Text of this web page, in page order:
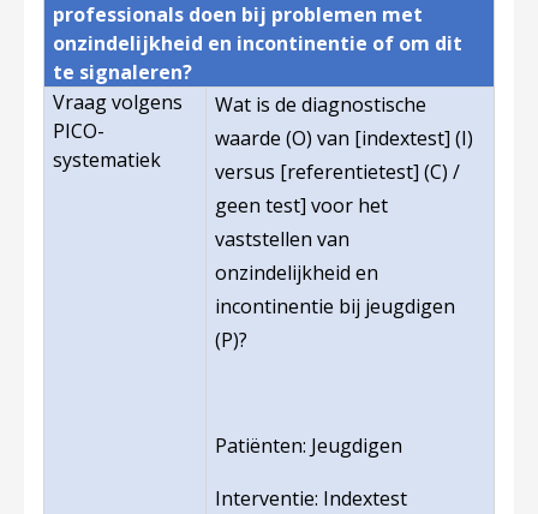
professionals doen bij problemen met
onzindelijkheid en incontinentie of om dit
te signaleren?
Vraag volgens
PICO-
systematiek
Wat is de diagnostische
waarde (O) van [indextest] (I)
versus [referentietest] (C) /
geen test] voor het
vaststellen van
onzindelijkheid en
incontinentie bij jeugdigen
(P)?
Patiënten: Jeugdigen
Interventie: Indextest